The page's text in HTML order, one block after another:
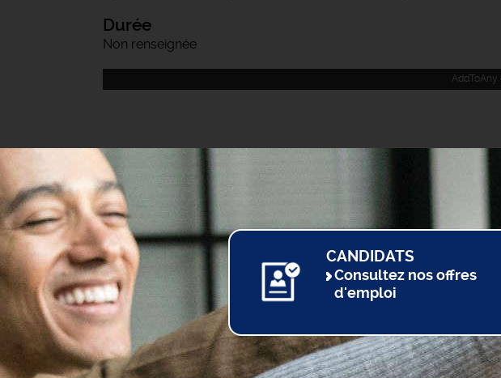
Durée
Non renseignée
AddToAny
CANDIDATS
Consultez nos offres
d'emploi